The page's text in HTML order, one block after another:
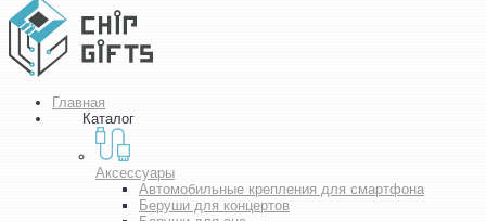
Главная
Каталог
Аксессуары
Автомобильные крепления для смартфона
Беруши для концертов